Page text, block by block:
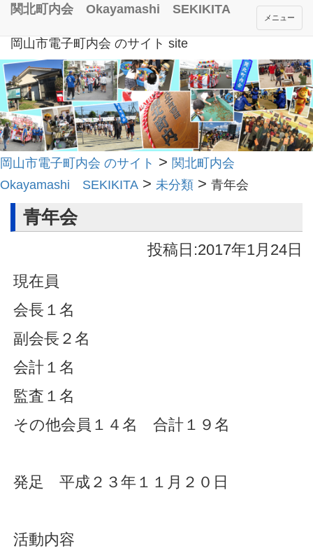
岡山市電子町内会 のサイト site
メニュー
関北町内会 Okayamashi SEKIKITA
岡山市電子町内会 のサイト > 関北町内会
Okayamashi SEKIKITA > 未分類 > 青年会
青年会
投稿日:2017年1月24日
現在員
会長１名
副会長２名
会計１名
監査１名
その他会員１４名 合計１９名
発足 平成２３年１１月２０日
活動内容